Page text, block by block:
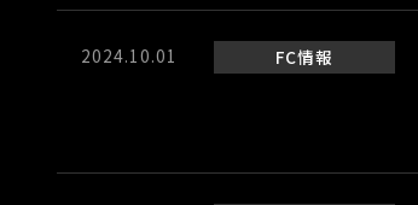
2024.10.01 FC情報